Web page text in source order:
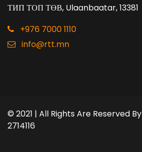
ТИП ТОП ТӨВ, Ulaanbaatar, 13381
+976 7000 1110
info@rtt.mn
© 2021 | All Rights Are Reserved By
2714116